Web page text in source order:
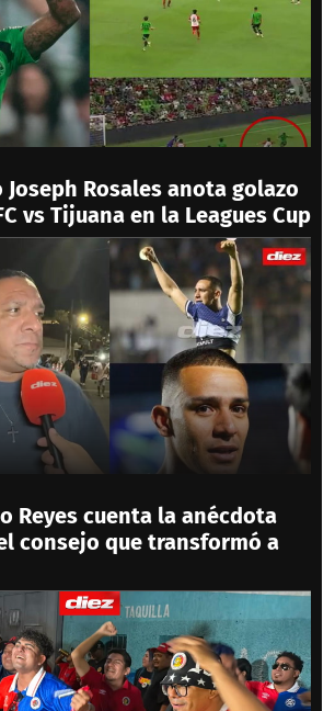
Rosales anota golazo
vs Tijuana en la Leagues Cup
Reyes cuenta la anécdota
consejo que transformó a